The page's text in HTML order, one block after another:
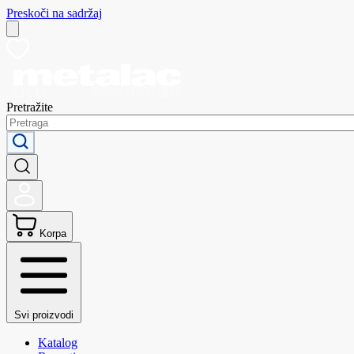
Preskoči na sadržaj
Pretražite
Korpa
Svi proizvodi
Katalog